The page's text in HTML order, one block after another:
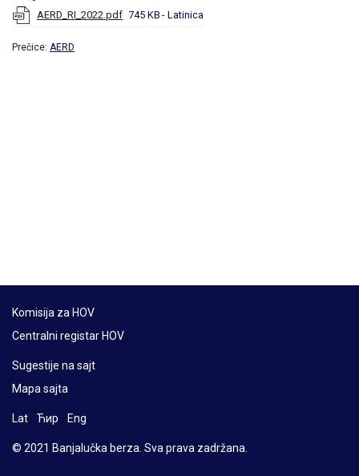
AERD_RI_2022.pdf 745 KB - Latinica
Prečice: AERD
Komisija za HOV
Centralni registar HOV
Sugestije na sajt
Mapa sajta
Lat Ћир Eng
© 2021 Banjalučka berza. Sva prava zadržana.